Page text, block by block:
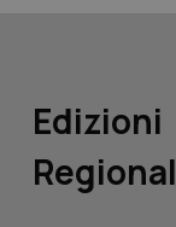
Edizioni